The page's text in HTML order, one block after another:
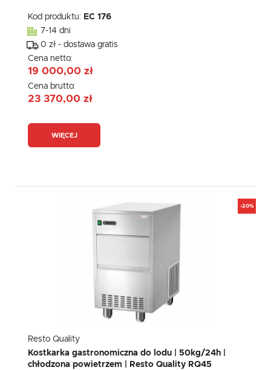
Kod produktu: EC 176
7-14 dni
0 zł - dostawa gratis
Cena netto:
19 000,00 zł
Cena brutto:
23 370,00 zł
WIĘCEJ
-20%
Resto Quality
Kostkarka gastronomiczna do lodu | 50kg/24h |
chłodzona powietrzem | Resto Quality RQ45